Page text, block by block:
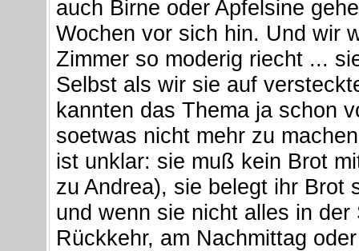
auch Birne oder Apfelsine
Wochen vor sich hin. Und wir
Zimmer so moderig riecht ...
Selbst als wir sie auf
kannten das Thema ja schon
soetwas nicht mehr zu
ist unklar: sie muß kein Brot
zu Andrea), sie belegt ihr Brot
und wenn sie nicht alles in
Rückkehr, am Nachmittag